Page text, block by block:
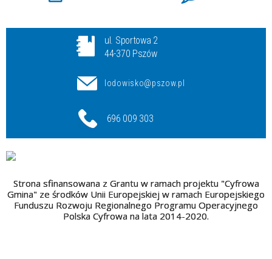
ul. Sportowa 2
44-370 Pszów
lodowisko@pszow.pl
696 009 303
Strona sfinansowana z Grantu w ramach projektu "Cyfrowa
Gmina" ze środków Unii Europejskiej w ramach Europejskiego
Funduszu Rozwoju Regionalnego Programu Operacyjnego
Polska Cyfrowa na lata 2014-2020.